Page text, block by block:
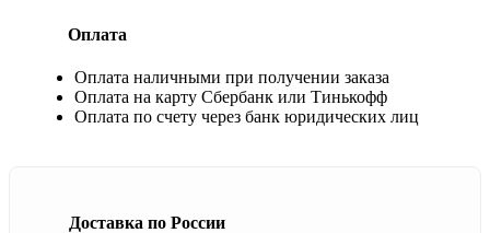
Оплата
Оплата наличными при получении заказа
Оплата на карту Сбербанк или Тинькофф
Оплата по счету через банк юридических лиц
Доставка по России